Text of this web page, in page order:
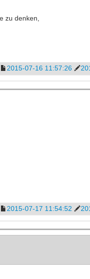
zu denken,
2015-07-16 11:57:26
2015-07-17 11:54:52